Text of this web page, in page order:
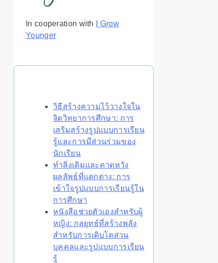
In cooperation with
I Grow
Younger
วิธีสร้างความไว้วางใจใน
จิตวิทยาการศึกษา: การ
เสริมสร้างรูปแบบการเรียน
รู้และการมีส่วนร่วมของ
นักเรียน
ทำสิ่งเดิมและคาดหวัง
ผลลัพธ์ที่แตกต่าง: การ
เข้าใจรูปแบบการเรียนรู้ใน
การศึกษา
หนังสือช่วยตัวเองสำหรับผู้
หญิง: กลยุทธ์ที่สร้างพลัง
สำหรับการเติบโตส่วน
บุคคลและรูปแบบการเรียน
รู้